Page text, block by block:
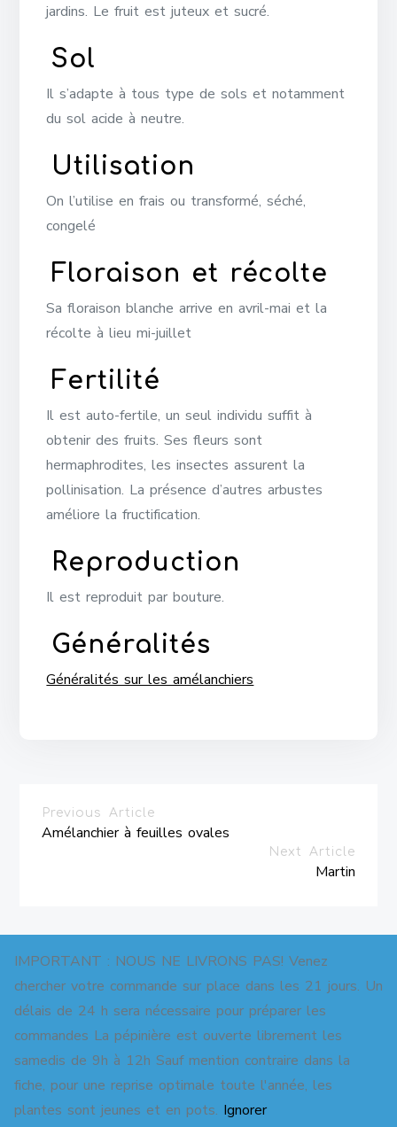
IMPORTANT : NOUS NE LIVRONS PAS! Venez
chercher votre commande sur place dans les 21 jours. Un
délais de 24 h sera nécessaire pour préparer les
commandes La pépinière est ouverte librement les
samedis de 9h à 12h Sauf mention contraire dans la
fiche, pour une reprise optimale toute l'année, les
plantes sont jeunes et en pots. Ignorer
jardins. Le fruit est juteux et sucré.
Sol
Il s’adapte à tous type de sols et notamment
du sol acide à neutre.
Utilisation
On l’utilise en frais ou transformé, séché,
congelé
Floraison et récolte
Sa floraison blanche arrive en avril-mai et la
récolte à lieu mi-juillet
Fertilité
Il est auto-fertile, un seul individu suffit à
obtenir des fruits. Ses fleurs sont
hermaphrodites, les insectes assurent la
pollinisation. La présence d’autres arbustes
améliore la fructification.
Reproduction
Il est reproduit par bouture.
Généralités
Généralités sur les amélanchiers
Previous Article
Amélanchier à feuilles ovales
Next Article
Martin
Copyright © 2026 Pépinière pour jardins-forêts. All
Right Reserved.